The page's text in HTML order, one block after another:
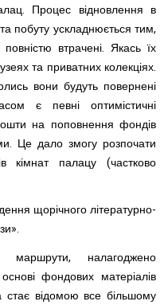
Процес віднов­лення в
побуту ускладню­ється тим,
втрачені. Якась їх
та приватних колекціях.
вони будуть повернені
є певні оптиміс­тичні
на поповнення фондів
Це дало змогу роз­почати
кімнат палацу (част­ково
щорічного літе­ратурно-
маршрути, налагоджено
фондових матеріалів
стає відомою все більшо­му